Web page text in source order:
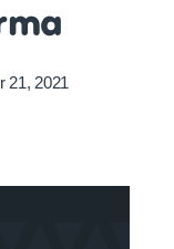
21, 2021